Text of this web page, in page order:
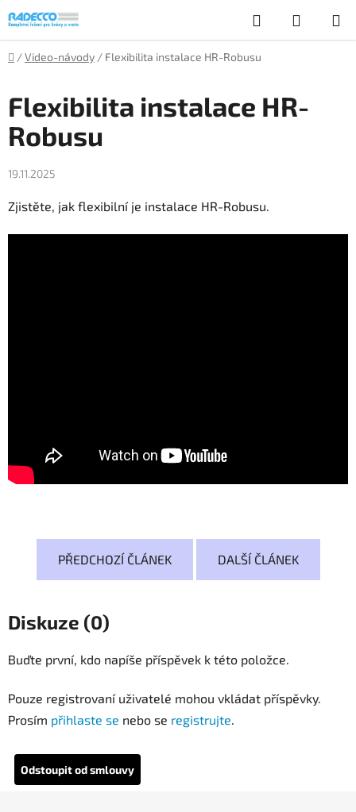
na
obsah
Hledat
KOŠÍK
Domů
/Video-návody / Flexibilita instalace HR-Robusu
Flexibilita instalace HR-
Robusu
19.11.2025
Zjistěte, jak flexibilní je instalace HR-Robusu.
PŘEDCHOZÍ ČLÁNEK DALŠÍ ČLÁNEK
Diskuze (0)
Buďte první, kdo napíše příspěvek k této položce.
Pouze registrovaní uživatelé mohou vkládat příspěvky.
Prosím přihlaste se nebo se registrujte
Odstoupit od smlouvy